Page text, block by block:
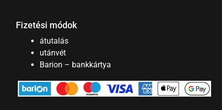
Fizetési módok
átutalás
utánvét
Barion – bankkártya